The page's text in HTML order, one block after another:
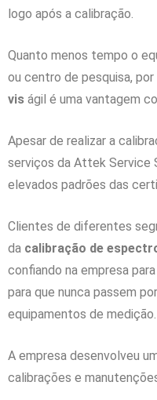
logo após a calibração.
Quanto menos tempo o
ou centro de pesquisa, por
vis ágil é uma vantagem
Apesar de realizar a
serviços da Attek Service
elevados padrões das
Clientes de diferentes
da calibração de
confiando na empresa
para que nunca passem
equipamentos de medição.
A empresa desenvolveu
calibrações e